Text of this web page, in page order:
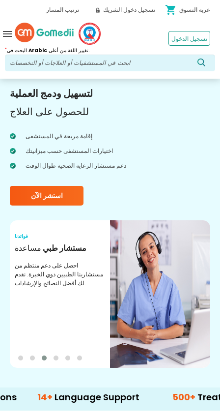
ترتيب المسار تسجيل دخول الشريك shopping_cart عربة التسوق
* Arabic تغيير اللغة من أعلى.
تسجيل الدخول menu
لتسهيل ودمج العملية
للحصول على العلاج
إقامة مريحة في المستشفى
اختيارات المستشفى حسب ميزانيتك
دعم مستشار الرعاية الصحية طوال الوقت
استشر الآن
فوائدنا
مستشار طبي مساعدة
احصل على دعم منتظم من
مستشارينا الطبيين ذوي الخبرة. نقدم
لك أفضل النصائح والإرشادات.
14+ Language Support 500+ Treatment